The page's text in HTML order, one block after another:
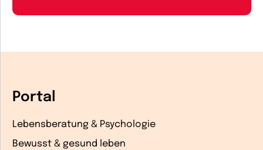
Portal
Lebensberatung & Psychologie
Bewusst & gesund leben